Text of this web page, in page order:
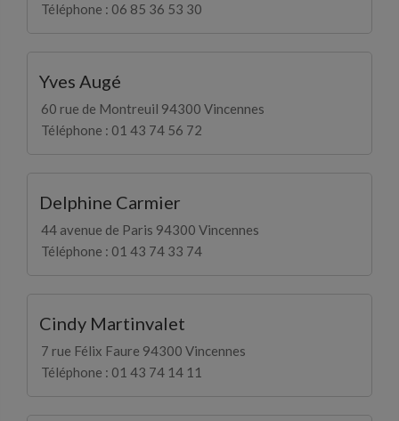
Téléphone : 06 85 36 53 30
Yves Augé
60 rue de Montreuil 94300 Vincennes
Téléphone : 01 43 74 56 72
Delphine Carmier
44 avenue de Paris 94300 Vincennes
Téléphone : 01 43 74 33 74
Cindy Martinvalet
7 rue Félix Faure 94300 Vincennes
Téléphone : 01 43 74 14 11